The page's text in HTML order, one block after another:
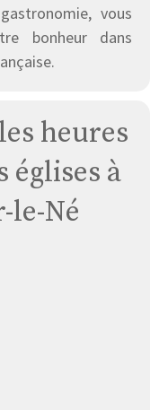
vous
bonheur dans
heures
églises à
le-Né